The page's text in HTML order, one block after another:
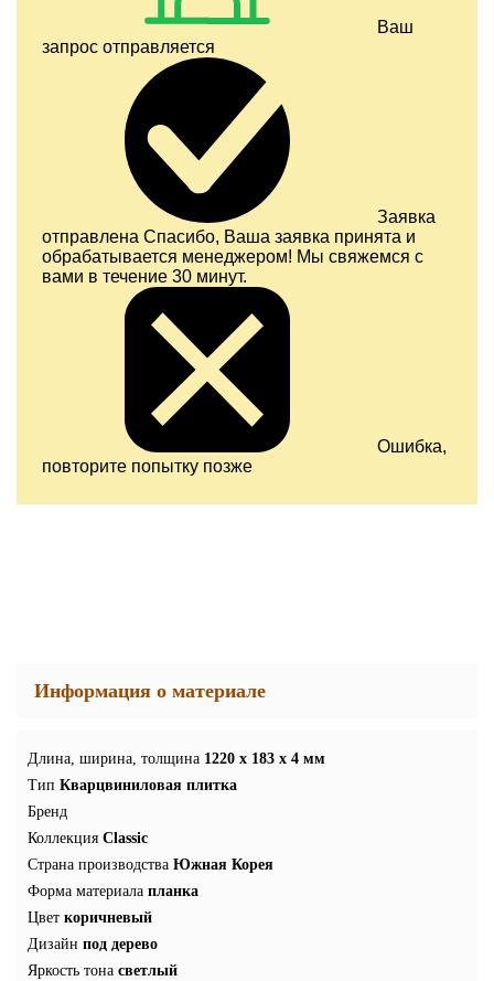
Ваш
запрос отправляется
Заявка
отправлена Спасибо, Ваша заявка принята и
обрабатывается менеджером! Мы свяжемся с
вами в течение 30 минут.
Ошибка,
повторите попытку позже
Информация о материале
Длина, ширина, толщина 1220 x 183 x 4 мм
Тип Кварцвиниловая плитка
Бренд
Коллекция Classic
Страна производства Южная Корея
Форма материала планка
Цвет коричневый
Дизайн под дерево
Яркость тона светлый